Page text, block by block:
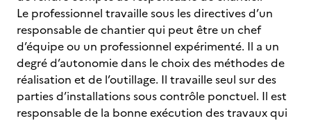
Le professionnel travaille sous les directives d’un
responsable de chantier qui peut être un chef
d’équipe ou un professionnel expérimenté. Il a un
degré d’autonomie dans le choix des méthodes de
réalisation et de l’outillage. Il travaille seul sur des
parties d’installations sous contrôle ponctuel. Il est
responsable de la bonne exécution des travaux qui